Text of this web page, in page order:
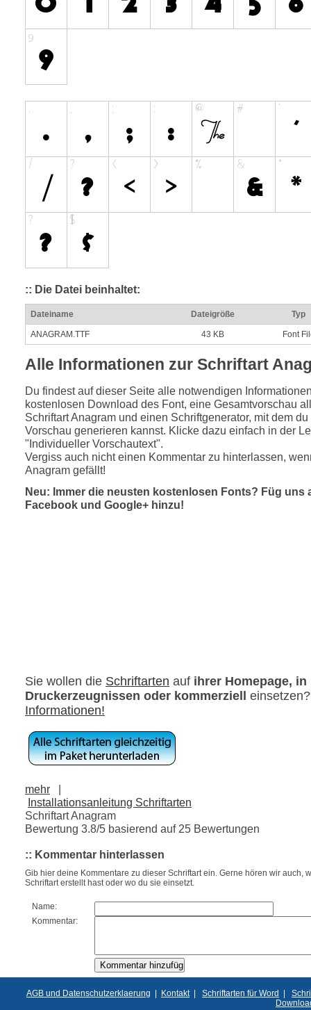
:: Die Datei beinhaltet:
Dateiname Dateigröße Typ
ANAGRAM.TTF 43 KB Font
Alle Informationen zur Schriftart
Du findest auf dieser Seite alle notwendigen
kostenlosen Download des Font, eine Gesamtvorschau
Schriftart Anagram und einen Schriftgenerator, mit dem
Vorschau generieren kannst. Klicke dazu einfach in der
"Individueller Vorschautext".
Vergiss auch nicht einen Kommentar zu hinterlassen,
Anagram gefällt!
Neu: Immer die neusten kostenlosen Fonts? Füg uns
Facebook und Google+ hinzu!
Sie wollen die Schriftarten auf ihrer Homepage, in
Druckerzeugnissen oder kommerziell
Informationen!
mehr
|
Installationsanleitung Schriftarten
Schriftart Anagram
Bewertung 3.8/5 basierend auf 25 Bewertungen
:: Kommentar hinterlassen
Gib hier deine Kommentare zu dieser Schriftart ein. Gerne hören wir auch,
Schriftart erstellt hast oder wo du sie einsetzt.
Name:
Kommentar:
AGB und Datenschutzerklaerung | Kontakt| Schriftarten für Word |